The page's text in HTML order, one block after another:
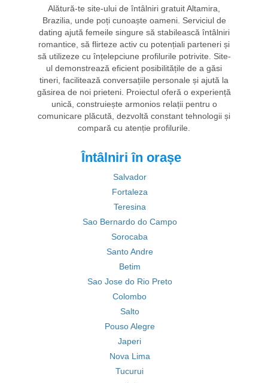
Alătură-te site-ului de întâlniri gratuit Altamira,
Brazilia, unde poți cunoaște oameni. Serviciul de
dating ajută femeile singure să stabilească întâlniri
romantice, să flirteze activ cu potențiali parteneri și
să utilizeze cu înțelepciune profilurile potrivite. Site-
ul demonstrează eficient posibilitățile de a găsi
tineri, facilitează conversațiile personale și ajută la
găsirea de noi prieteni. Proiectul oferă o experiență
unică, construiește armonios relații pentru o
comunicare plăcută, dezvoltă constant tehnologii și
compară cu atenție profilurile.
Întâlniri în orașe
Salvador
Fortaleza
Teresina
Sao Bernardo do Campo
Sorocaba
Santo Andre
Betim
Sao Jose do Rio Preto
Colombo
Salto
Pouso Alegre
Japeri
Nova Lima
Tucurui